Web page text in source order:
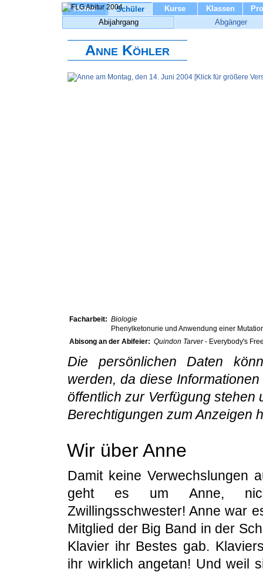
Home Schüler Kurse Klassen
Abijahrgang
Abgänger
Anne Köhler
Facharbeit: Biologie
Phenylketonurie und Anwendung einer
Abisong an der Abifeier: Quindon Tarver- Everybody's
Die persönlichen Daten
werden, da diese
öffentlich zur Verfügung
Berechtigungen zum Anzeigen
Wir über Anne
Damit keine Verwechslungen
geht es um Anne,
Zwillingsschwester! Anne war
Mitglied der Big Band in der
Klavier ihr Bestes gab.
ihr wirklich angetan! Und weil